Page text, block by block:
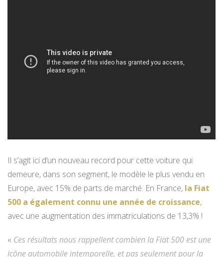
Il s’agit ici d’un nouveau record pour cette voiture qui
demeure, dans son segment, le modèle le plus vendu en
Europe, avec 15% de parts de marché. En France, la Fiat
500 a également connu une année de croissance,
avec une augmentation des immatriculations de 13,3% !
« Ces résultats nous rappellent combien la Fiat 500 est une
icône automobile intemporelle, et pas seulement pour la